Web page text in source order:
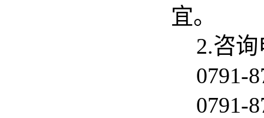
宜。
2.咨
0791-
0791-